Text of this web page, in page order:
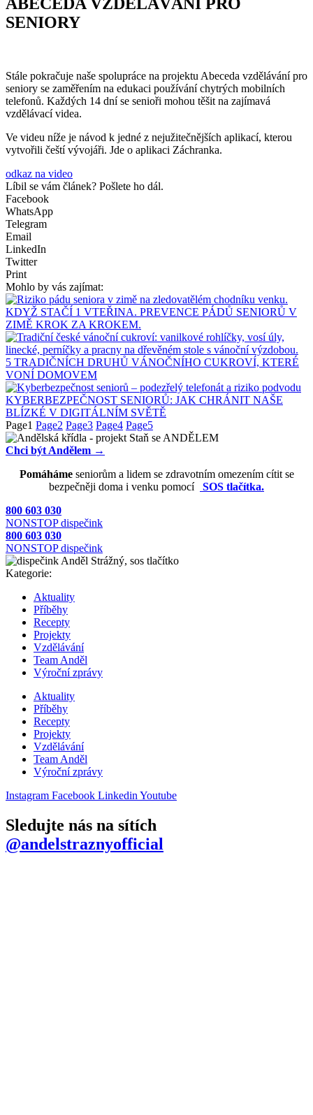
ABECEDA VZDĚLÁVÁNÍ PRO
SENIORY
Stále pokračuje naše spolupráce na projektu Abeceda vzdělávání pro
seniory se zaměřením na edukaci používání chytrých mobilních
telefonů. Každých 14 dní se senioři mohou těšit na zajímavá
vzdělávací videa.
Ve videu níže je návod k jedné z nejužitečnějších aplikací, kterou
vytvořili čeští vývojáři. Jde o aplikaci Záchranka.
odkaz na video
Líbil se vám článek? Pošlete ho dál.
Facebook
WhatsApp
Telegram
Email
LinkedIn
Twitter
Print
Mohlo by vás zajímat:
KDYŽ STAČÍ 1 VTEŘINA. PREVENCE PÁDŮ SENIORŮ V
ZIMĚ KROK ZA KROKEM.
5 TRADIČNÍCH DRUHŮ VÁNOČNÍHO CUKROVÍ, KTERÉ
VONÍ DOMOVEM
KYBERBEZPEČNOST SENIORŮ: JAK CHRÁNIT NAŠE
BLÍZKÉ V DIGITÁLNÍM SVĚTĚ
Page1 Page2 Page3 Page4 Page5
Chci být Andělem →
Pomáhámeseniorům a lidem se zdravotním omezením cítit se
bezpečněji doma i venku pomocí
SOS tlačítka.
800 603 030
NONSTOP dispečink
800 603 030
NONSTOP dispečink
Kategorie:
Aktuality
Příběhy
Recepty
Projekty
Vzdělávání
Team Anděl
Výroční zprávy
Aktuality
Příběhy
Recepty
Projekty
Vzdělávání
Team Anděl
Výroční zprávy
Instagram Facebook Linkedin Youtube
Sledujte nás na sítích
@andelstraznyofficial